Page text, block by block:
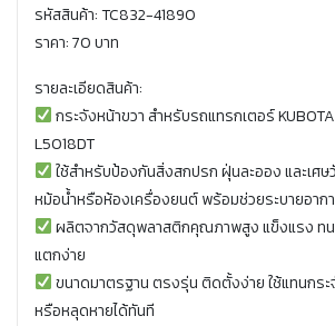
รหัสสินค้า: TC832-41890
ราคา: 70 บาท
รายละเอียดสินค้า:
กระจังหน้าขวา สำหรับรถแทรกเตอร์
L5018DT
ใช้สำหรับป้องกันสิ่งสกปรก ฝุ่นละออง และเศษ
หม้อน้ำหรือห้องเครื่องยนต์ พร้อมช่วยระบายอาก
ผลิตจากวัสดุพลาสติกคุณภาพสูง แข็งแรง ท
แตกง่าย
ขนาดมาตรฐาน ตรงรุ่น ติดตั้งง่าย ใช้แทนกระ
หรือหลุดหายได้ทันที